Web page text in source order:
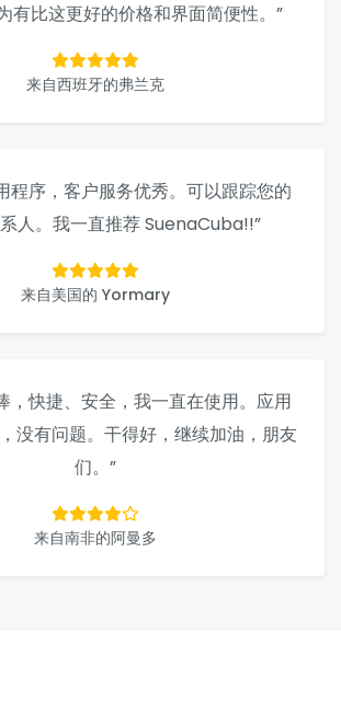
有比这更好的价格和界面简便性。”
来自西班牙的弗兰克
程序，客户服务优秀。可以跟踪您的
人。我一直推荐 SuenaCuba!!”
来自美国的 Yormary
，快捷、安全，我一直在使用。应用
没有问题。干得好，继续加油，朋友
们。”
来自南非的阿曼多